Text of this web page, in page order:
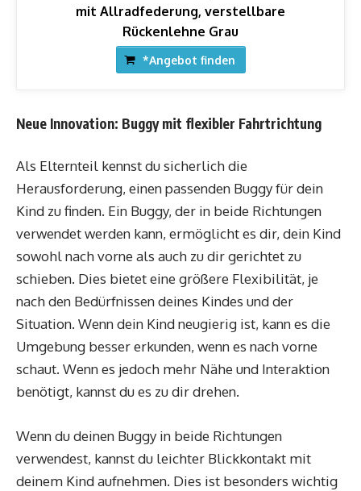
mit Allradfederung, verstellbare
Rückenlehne Grau
*Angebot finden
Neue Innovation: Buggy mit flexibler Fahrtrichtung
Als Elternteil kennst du sicherlich die
Herausforderung, einen passenden Buggy für dein
Kind zu finden. Ein Buggy, der in beide Richtungen
verwendet werden kann, ermöglicht es dir, dein Kind
sowohl nach vorne als auch zu dir gerichtet zu
schieben. Dies bietet eine größere Flexibilität, je
nach den Bedürfnissen deines Kindes und der
Situation. Wenn dein Kind neugierig ist, kann es die
Umgebung besser erkunden, wenn es nach vorne
schaut. Wenn es jedoch mehr Nähe und Interaktion
benötigt, kannst du es zu dir drehen.
Wenn du deinen Buggy in beide Richtungen
verwendest, kannst du leichter Blickkontakt mit
deinem Kind aufnehmen. Dies ist besonders wichtig